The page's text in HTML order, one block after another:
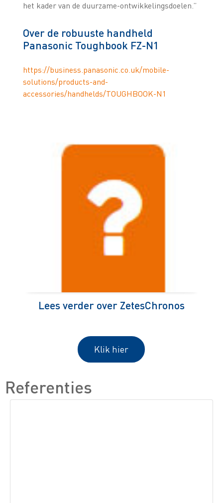
het kader van de duurzame-ontwikkelingsdoelen.”
Over de robuuste handheld
Panasonic Toughbook FZ-N1
https://business.panasonic.co.uk/mobile-
solutions/products-and-
accessories/handhelds/TOUGHBOOK-N1
Lees verder over ZetesChronos
Klik hier
Referenties